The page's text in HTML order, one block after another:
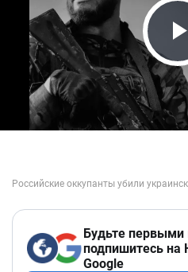
Будьте первыми
подпишитесь на
Google